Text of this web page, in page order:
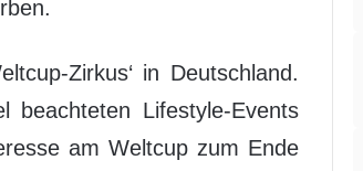
Zirkus‘ in Deutschland.
beachteten Lifestyle-Events
am Weltcup zum Ende